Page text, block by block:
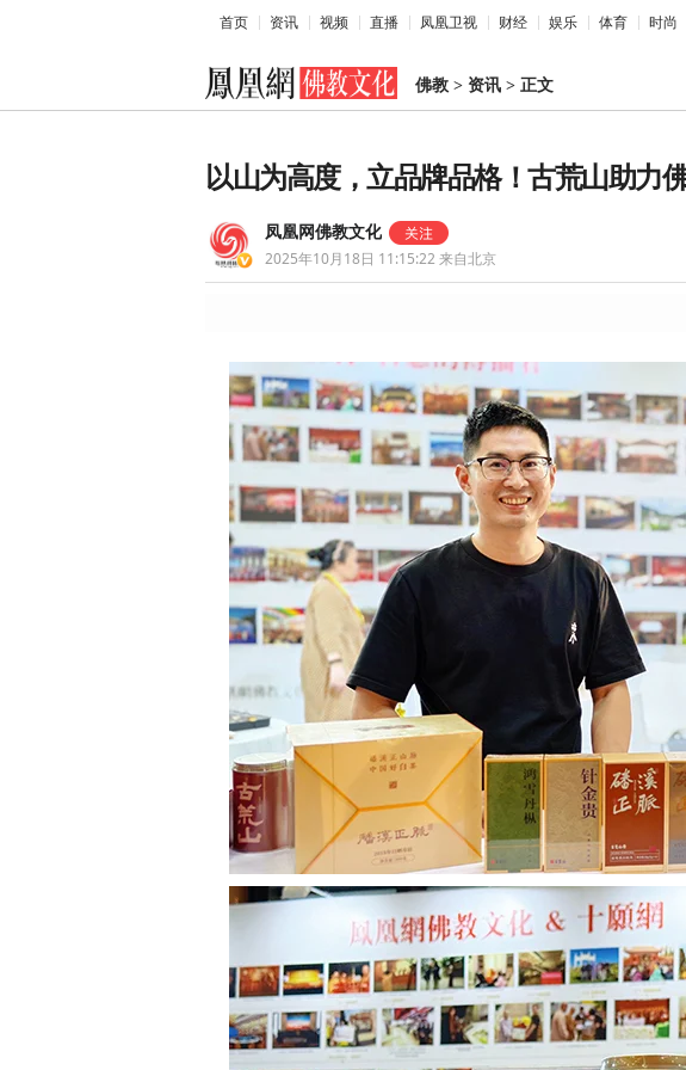
首页 资讯 视频 直播 凤凰卫视 财经 娱乐 体育 时尚
佛教 > 资讯 > 正文
以山为高度，立品牌品格！古荒山助力
凤凰网佛教文化
2025年10月18日 11:15:22 来自北京